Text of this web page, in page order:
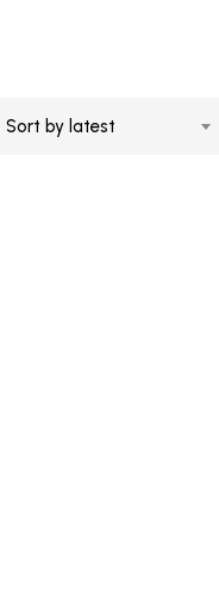
Sort by latest